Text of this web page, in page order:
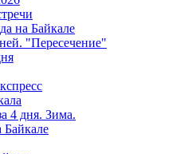
на Байкале
"Пересечение"
4 дня. Зима.
Байкале